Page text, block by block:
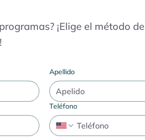
¡Elige el método
Apellido
Teléfono